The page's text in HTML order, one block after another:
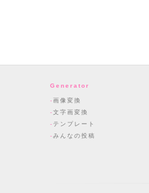
Generator
画像変換
文字画変換
テンプレート
みんなの投稿